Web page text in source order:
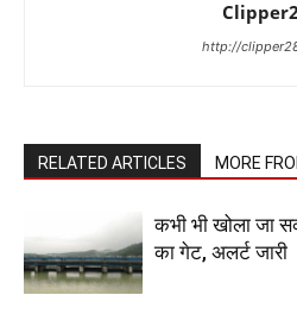
http://
RELATED ARTICLES MORE
कभी भी खोला जा
का गेट, अलर्ट जारी